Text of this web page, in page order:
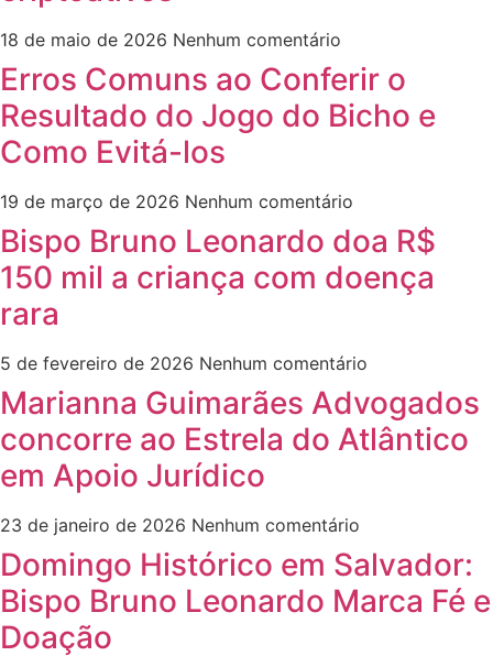
18 de maio de 2026 Nenhum comentário
Erros Comuns ao Conferir o
Resultado do Jogo do Bicho e
Como Evitá-los
19 de março de 2026 Nenhum comentário
Bispo Bruno Leonardo doa R$
150 mil a criança com doença
rara
5 de fevereiro de 2026 Nenhum comentário
Marianna Guimarães Advogados
concorre ao Estrela do Atlântico
em Apoio Jurídico
23 de janeiro de 2026 Nenhum comentário
Domingo Histórico em Salvador:
Bispo Bruno Leonardo Marca Fé e
Doação